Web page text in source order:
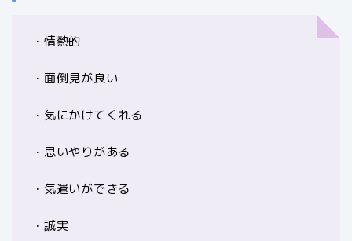
・情熱的
・面倒見が良い
・気にかけてくれる
・思いやりがある
・気遣いができる
・誠実